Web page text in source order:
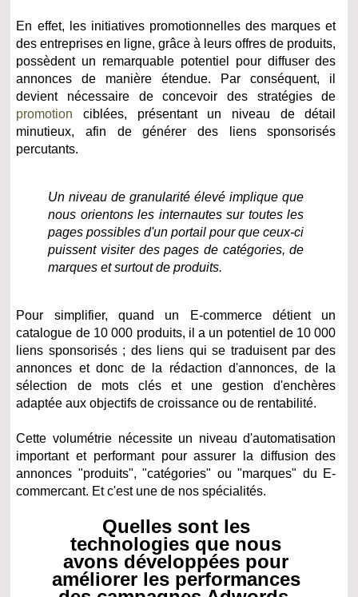
En effet, les initiatives promotionnelles des marques et
des entreprises en ligne, grâce à leurs offres de produits,
possèdent un remarquable potentiel pour diffuser des
annonces de manière étendue. Par conséquent, il
devient nécessaire de concevoir des stratégies de
promotion ciblées, présentant un niveau de détail
minutieux, afin de générer des liens sponsorisés
percutants.
Un niveau de granularité élevé implique que
nous orientons les internautes sur toutes les
pages possibles d'un portail pour que ceux-ci
puissent visiter des pages de catégories, de
marques et surtout de produits.
Pour simplifier, quand un E-commerce détient un
catalogue de 10 000 produits, il a un potentiel de 10 000
liens sponsorisés ; des liens qui se traduisent par des
annonces et donc de la rédaction d'annonces, de la
sélection de mots clés et une gestion d'enchères
adaptée aux objectifs de croissance ou de rentabilité.
Cette volumétrie nécessite un niveau d'automatisation
important et performant pour assurer la diffusion des
annonces "produits", "catégories" ou "marques" du E-
commercant. Et c'est une de nos spécialités.
Quelles sont les
technologies que nous
avons développées pour
améliorer les performances